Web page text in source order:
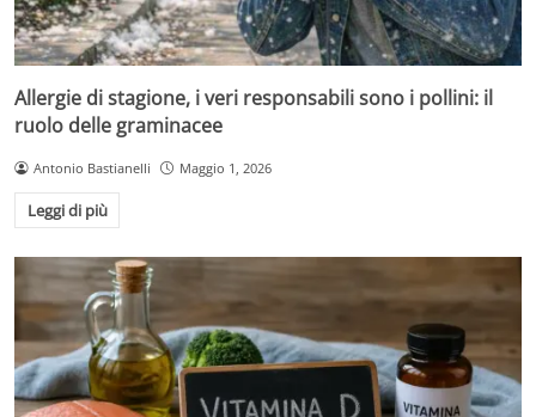
Allergie di stagione, i veri responsabili sono i pollini: il
ruolo delle graminacee
Antonio Bastianelli Maggio 1, 2026
Leggi di più